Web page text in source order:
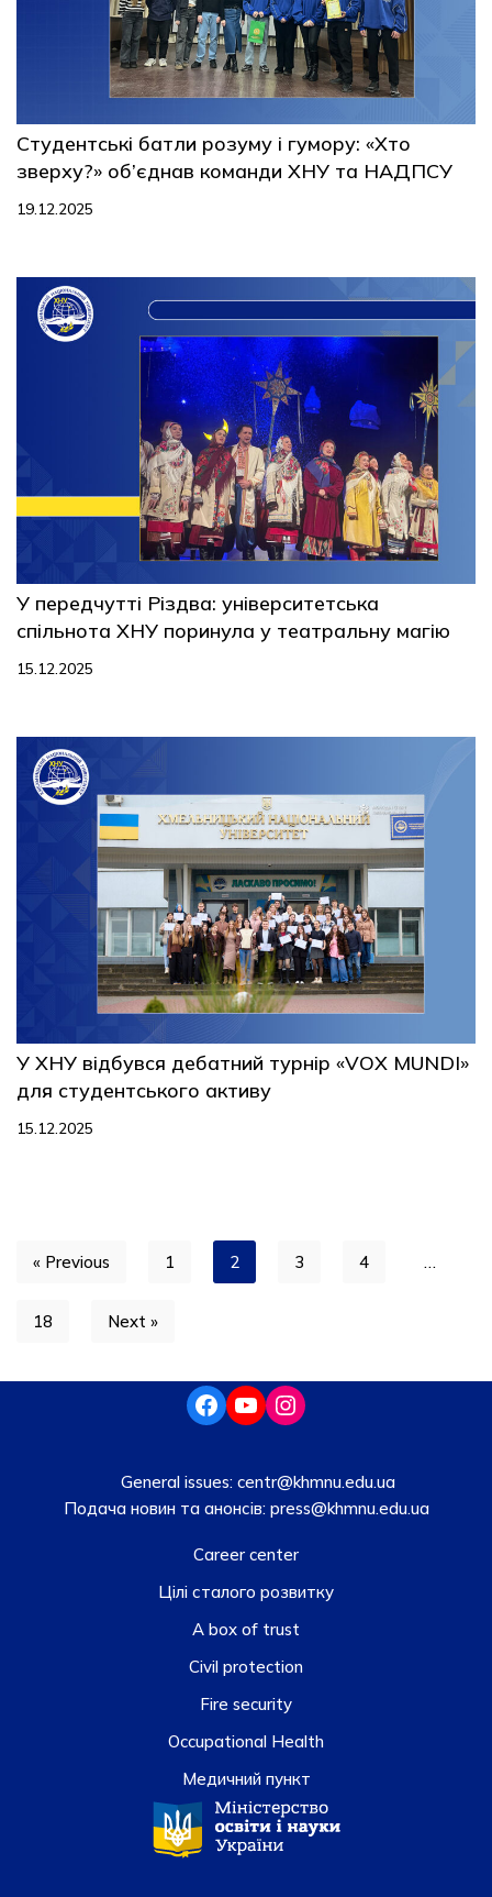
Студентські батли розуму і гумору: «Хто
зверху?» об’єднав команди ХНУ та НАДПСУ
19.12.2025
У передчутті Різдва: університетська
спільнота ХНУ поринула у театральну магію
15.12.2025
У ХНУ відбувся дебатний турнір «VOX MUNDI»
для студентського активу
15.12.2025
« Previous 1 2 3 4 …
18 Next »
General issues: centr@khmnu.edu.ua
Подача новин та анонсів:press@khmnu.edu.ua
Career center
Цілі сталого розвитку
A box of trust
Civil protection
Fire security
Occupational Health
Медичний пункт